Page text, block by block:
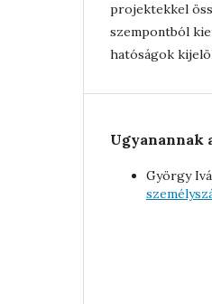
projektekkel
szempontból
hatóságok
Ugyanannak
György